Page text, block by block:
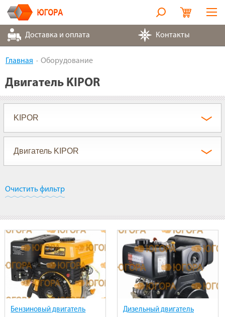
Оборудование
Контакты
О компании
Доставка и оплата Контакты
Главная Оборудование
Двигатель KIPOR
Очистить фильтр
Бензиновый двигатель
Дизельный двигатель